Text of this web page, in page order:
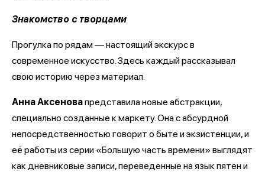
Знакомство с творцами
Прогулка по рядам — настоящий экскурс в
современное искусство. Здесь каждый рассказывал
свою историю через материал.
Анна Аксеновапредставила новые абстракции,
специально созданные к маркету. Она с абсурдной
непосредственностью говорит о быте и экзистенции, и
её работы из серии «Большую часть времени» выглядят
как дневниковые записи, переведенные на язык пятен и